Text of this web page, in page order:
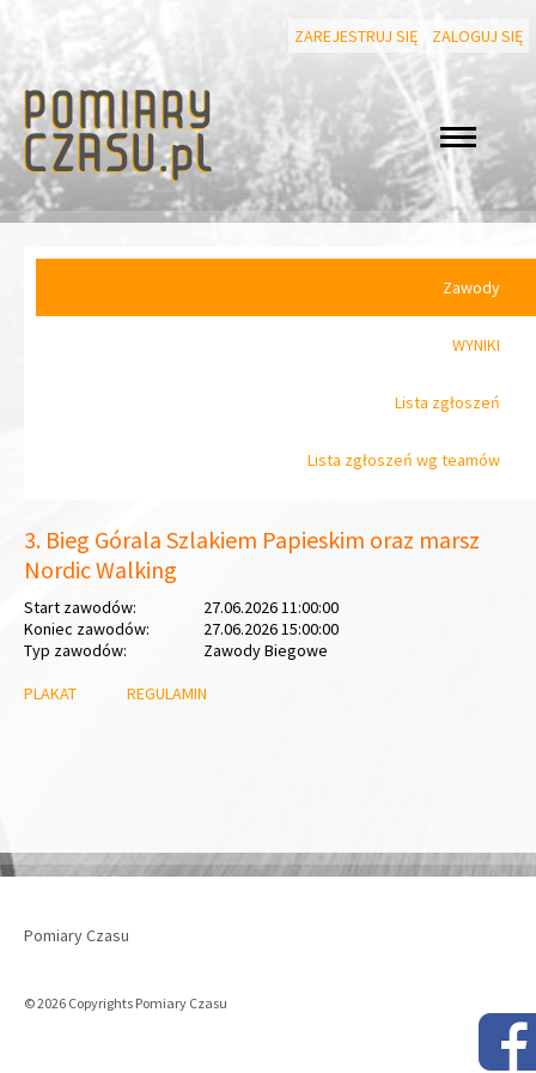
ZAREJESTRUJ SIĘ ZALOGUJ SIĘ
Zawody
WYNIKI
Lista zgłoszeń
Lista zgłoszeń wg teamów
3. Bieg Górala Szlakiem Papieskim oraz marsz
Nordic Walking
Start zawodów:
27.06.2026 11:00:00
Koniec zawodów:
27.06.2026 15:00:00
Typ zawodów:
Zawody Biegowe
PLAKAT
REGULAMIN
Pomiary Czasu
© 2026 Copyrights Pomiary Czasu